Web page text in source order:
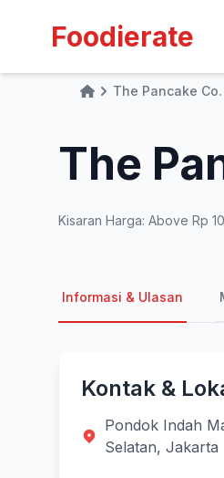
Foodierate
Home The Pancake Co.
The
Kisaran Harga: Above Rp
Informasi & Ulasan
Kontak &
Pondok Indah
Selatan, Jakarta